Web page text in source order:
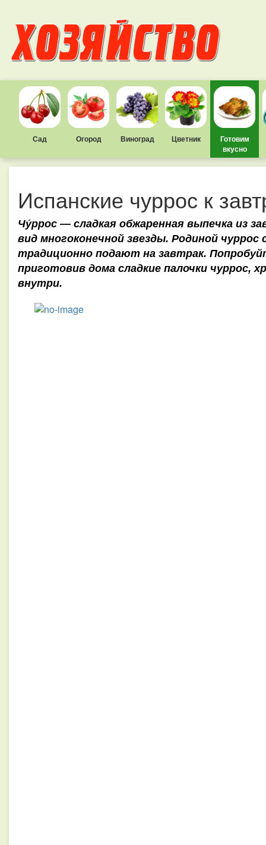
Сад Огород Виноград Цветник
Готовим
вкусно
Испанские чуррос к
Чу́ррос — сладкая обжаренная выпечка из
вид многоконечной звезды. Родиной чуррос
традиционно подают на завтрак.
приготовив дома сладкие палочки чуррос,
внутри.